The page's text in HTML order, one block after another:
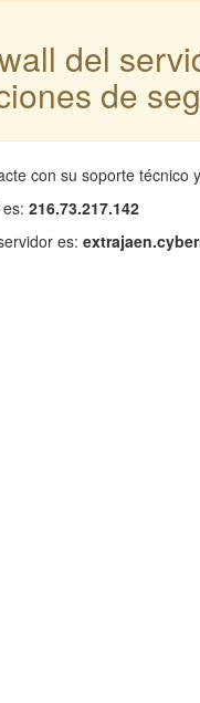
del
de
con su soporte técnico
216.73.217.142
es: